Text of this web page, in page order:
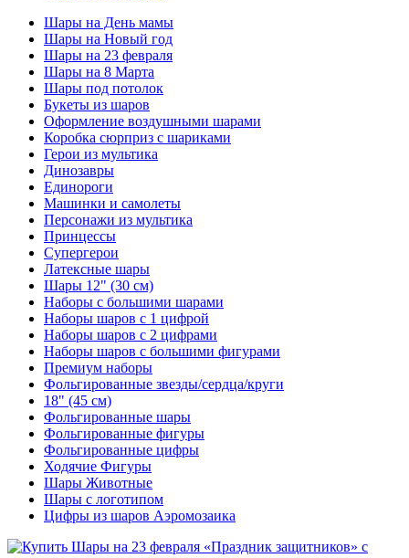
Шары на День мамы
Шары на Новый год
Шары на 23 февраля
Шары на 8 Марта
Шары под потолок
Букеты из шаров
Оформление воздушными шарами
Коробка сюрприз с шариками
Герои из мультика
Динозавры
Единороги
Машинки и самолеты
Персонажи из мультика
Принцессы
Супергерои
Латексные шары
Шары 12" (30 см)
Наборы с большими шарами
Наборы шаров с 1 цифрой
Наборы шаров с 2 цифрами
Наборы шаров с большими фигурами
Премиум наборы
Фольгированные звезды/сердца/круги
18" (45 см)
Фольгированные шары
Фольгированные фигуры
Фольгированные цифры
Ходячие Фигуры
Шары Животные
Шары с логотипом
Цифры из шаров Аэромозаика